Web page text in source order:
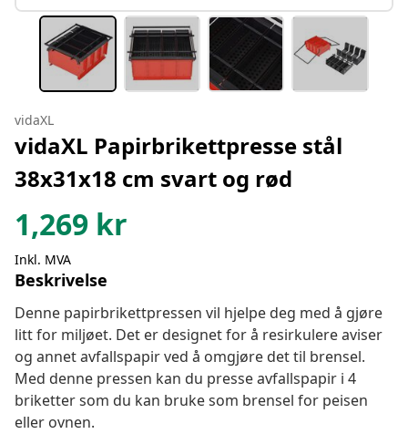
vidaXL
vidaXL Papirbrikettpresse stål
38x31x18 cm svart og rød
1,269 kr
Inkl. MVA
Beskrivelse
Denne papirbrikettpressen vil hjelpe deg med å gjøre
litt for miljøet. Det er designet for å resirkulere aviser
og annet avfallspapir ved å omgjøre det til brensel.
Med denne pressen kan du presse avfallspapir i 4
briketter som du kan bruke som brensel for peisen
eller ovnen.